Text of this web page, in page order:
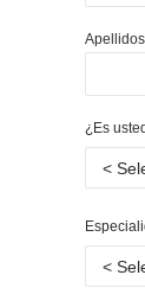
Apellidos
¿Es